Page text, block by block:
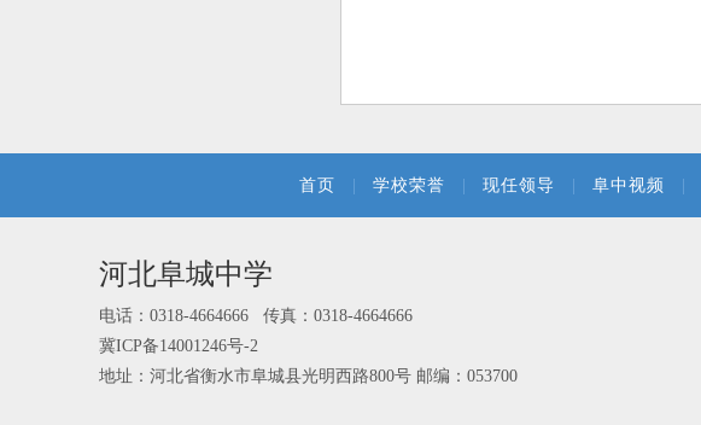
首页 | 学校荣誉 | 现任领导 | 阜中视频 |
河北阜城中学
电话：0318-4664666 传真：0318-4664666
冀ICP备14001246号-2
地址：河北省衡水市阜城县光明西路800号 邮编：053700